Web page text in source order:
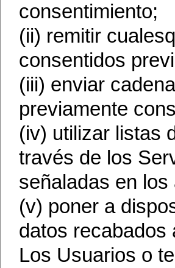
consentimiento;
(ii) remitir
consentidos
(iii) enviar
previamente
(iv) utilizar listas
través de los
señaladas en
(v) poner a
datos recabados
Los Usuarios o